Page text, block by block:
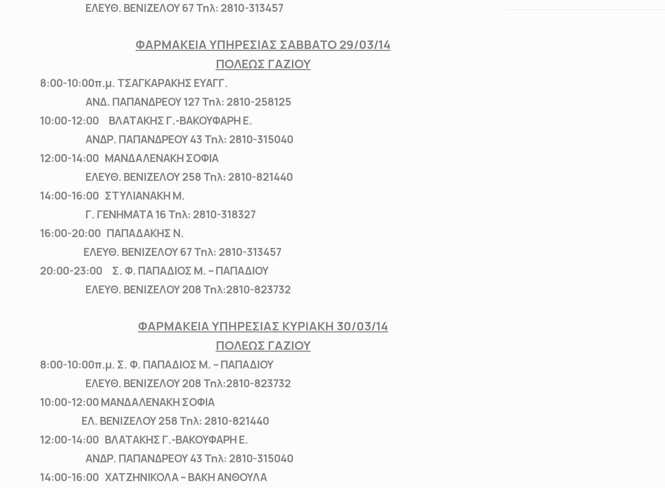
ΕΛΕΥΘ. ΒΕΝΙΖΕΛΟΥ 67 Τηλ: 2810-313457
ΦΑΡΜΑΚΕΙΑ ΥΠΗΡΕΣΙΑΣ ΣΑΒΒΑΤΟ 29/03/14
ΠΟΛΕΩΣ ΓΑΖΙΟΥ
8:00-10:00π.μ. ΤΣΑΓΚΑΡΑΚΗΣ ΕΥΑΓΓ.
ΑΝΔ. ΠΑΠΑΝΔΡΕΟΥ 127 Τηλ: 2810-258125
10:00-12:00 ΒΛΑΤΑΚΗΣ Γ.-ΒΑΚΟΥΦΑΡΗ Ε.
ΑΝΔΡ. ΠΑΠΑΝΔΡΕΟΥ 43 Τηλ: 2810-315040
12:00-14:00 ΜΑΝΔΑΛΕΝΑΚΗ ΣΟΦΙΑ
ΕΛΕΥΘ. ΒΕΝΙΖΕΛΟΥ 258 Τηλ: 2810-821440
14:00-16:00 ΣΤΥΛΙΑΝΑΚΗ Μ.
Γ. ΓΕΝΗΜΑΤΑ 16 Τηλ: 2810-318327
16:00-20:00 ΠΑΠΑΔΑΚΗΣ Ν.
ΕΛΕΥΘ. ΒΕΝΙΖΕΛΟΥ 67 Τηλ: 2810-313457
20:00-23:00 Σ. Φ. ΠΑΠΑΔΙΟΣ Μ. – ΠΑΠΑΔΙΟΥ
ΕΛΕΥΘ. ΒΕΝΙΖΕΛΟΥ 208 Τηλ:2810-823732
ΦΑΡΜΑΚΕΙΑ ΥΠΗΡΕΣΙΑΣ ΚΥΡΙΑΚΗ 30/03/14
ΠΟΛΕΩΣ ΓΑΖΙΟΥ
8:00-10:00π.μ. Σ. Φ. ΠΑΠΑΔΙΟΣ Μ. – ΠΑΠΑΔΙΟΥ
ΕΛΕΥΘ. ΒΕΝΙΖΕΛΟΥ 208 Τηλ:2810-823732
10:00-12:00 ΜΑΝΔΑΛΕΝΑΚΗ ΣΟΦΙΑ
ΕΛ. ΒΕΝΙΖΕΛΟΥ 258 Τηλ: 2810-821440
12:00-14:00 ΒΛΑΤΑΚΗΣ Γ.-ΒΑΚΟΥΦΑΡΗ Ε.
ΑΝΔΡ. ΠΑΠΑΝΔΡΕΟΥ 43 Τηλ: 2810-315040
14:00-16:00 ΧΑΤΖΗΝΙΚΟΛΑ – ΒΑΚΗ ΑΝΘΟΥΛΑ